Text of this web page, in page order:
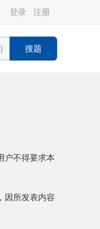
登录 注册
搜题
户不得要求本
因所发表内容